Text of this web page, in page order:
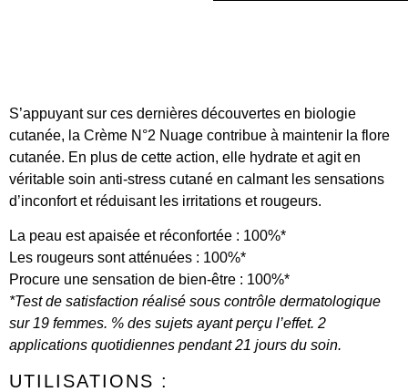
S’appuyant sur ces dernières découvertes en biologie
cutanée, la Crème N°2 Nuage contribue à maintenir la flore
cutanée. En plus de cette action, elle hydrate et agit en
véritable soin anti-stress cutané en calmant les sensations
d’inconfort et réduisant les irritations et rougeurs.
La peau est apaisée et réconfortée : 100%*
Les rougeurs sont atténuées : 100%*
Procure une sensation de bien-être : 100%*
*Test de satisfaction réalisé sous contrôle dermatologique
sur 19 femmes. % des sujets ayant perçu l’effet. 2
applications quotidiennes pendant 21 jours du soin.
UTILISATIONS :